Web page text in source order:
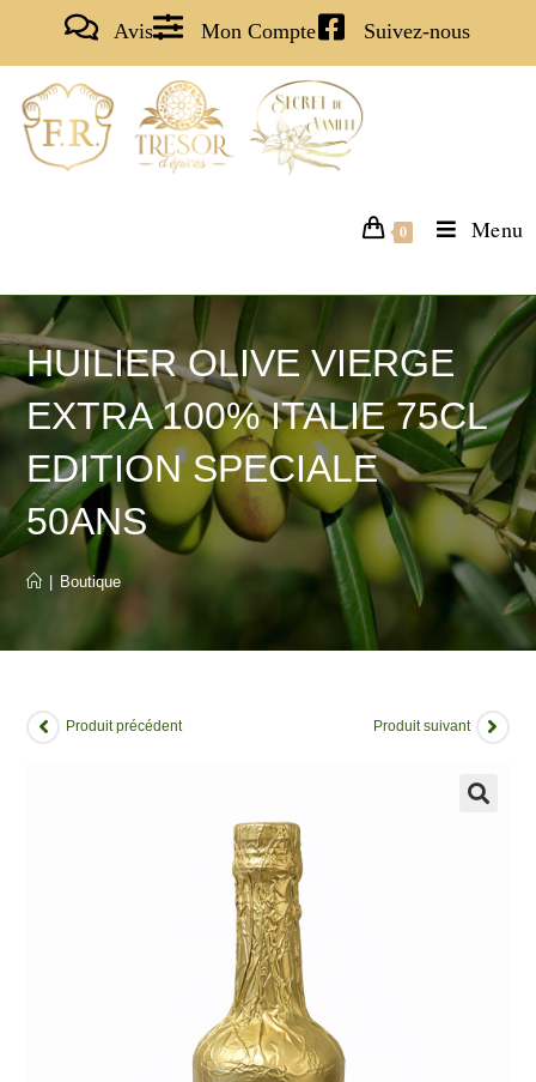
Avis Mon Compte Suivez-nous
0 Menu
HUILIER OLIVE VIERGE
EXTRA 100% ITALIE 75CL
EDITION SPECIALE
50ANS
Boutique
Produit précédent Produit suivant